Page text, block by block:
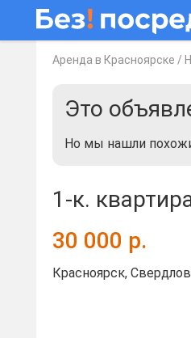
Аренда в Красноярске /
Это
Но мы нашли
1-к.
30 000 р.
Красноярск,